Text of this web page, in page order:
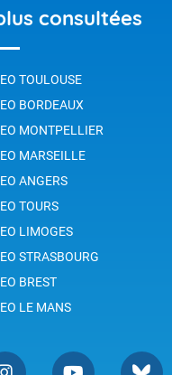
consultées
TOULOUSE
BORDEAUX
MONTPELLIER
MARSEILLE
ANGERS
TOURS
LIMOGES
STRASBOURG
BREST
LE MANS